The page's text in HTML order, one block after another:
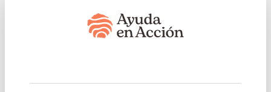
el Desarrollo, las oficinas de Ayuda en Acción en
Colombia, Perú y Ecuador habilitaron un canal de
atención para brindar primeros auxilios psicológicos y
inscripción gratuita:https://ee-